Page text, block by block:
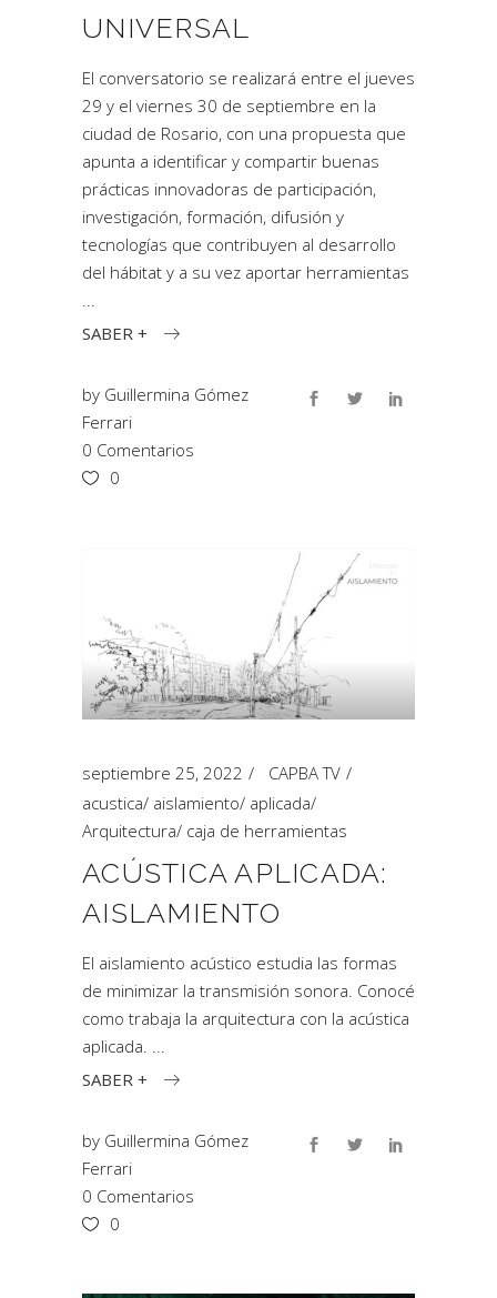
UNIVERSAL
El conversatorio se realizará entre el jueves
29 y el viernes 30 de septiembre en la
ciudad de Rosario, con una propuesta que
apunta a identificar y compartir buenas
prácticas innovadoras de participación,
investigación, formación, difusión y
tecnologías que contribuyen al desarrollo
del hábitat y a su vez aportar herramientas
SABER +
by Guillermina Gómez
Ferrari
0 Comentarios
0
septiembre 25, 2022
CAPBA TV
acustica/ aislamiento/ aplicada/
Arquitectura/ caja de herramientas
ACÚSTICA APLICADA:
AISLAMIENTO
El aislamiento acústico estudia las formas
de minimizar la transmisión sonora. Conocé
como trabaja la arquitectura con la acústica
aplicada.
SABER +
by Guillermina Gómez
Ferrari
0 Comentarios
0